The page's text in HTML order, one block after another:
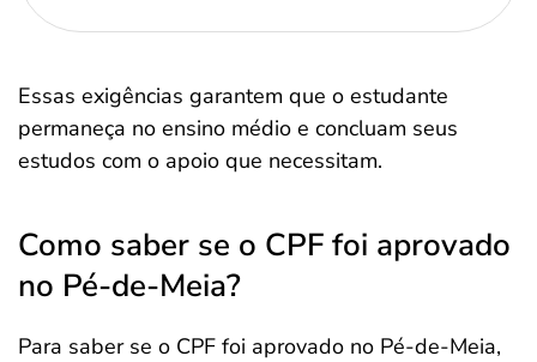
Essas exigências garantem que o estudante
permaneça no ensino médio e concluam seus
estudos com o apoio que necessitam.
Como saber se o CPF foi aprovado
no Pé-de-Meia?
Para saber se o CPF foi aprovado no Pé-de-Meia,